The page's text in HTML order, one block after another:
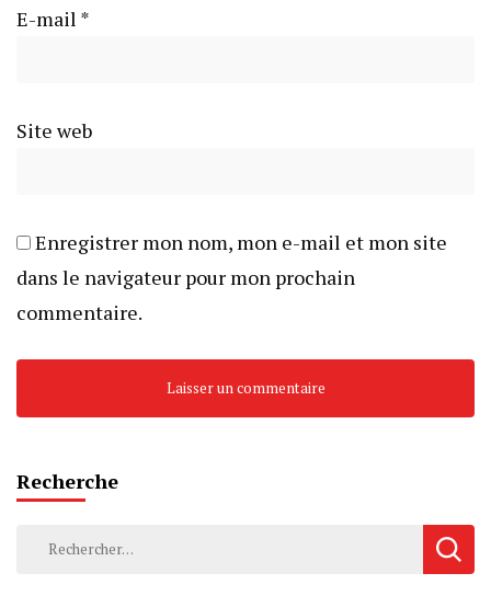
E-mail *
Site web
Enregistrer mon nom, mon e-mail et mon site
dans le navigateur pour mon prochain
commentaire.
Recherche
Rechercher :